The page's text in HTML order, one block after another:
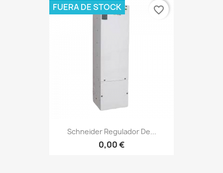
Schneider Regulador De...
0,00 €
FUERA DE STOCK favorite_border